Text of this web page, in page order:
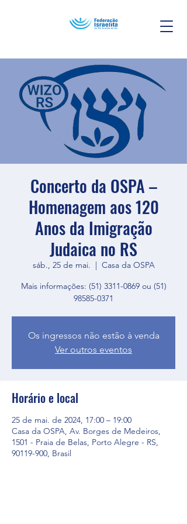
Concerto da OSPA –
Homenagem aos 120
Anos da Imigração
Judaica no RS
sáb., 25 de mai.
  |
Casa da OSPA
Mais informações: (51) 3311-0869 ou (51)
98585-0371
Os ingressos não estão à venda
Ver outros eventos
Horário e local
25 de mai. de 2024, 17:00 – 19:00
Casa da OSPA, Av. Borges de Medeiros,
1501 - Praia de Belas, Porto Alegre - RS,
90119-900, Brasil